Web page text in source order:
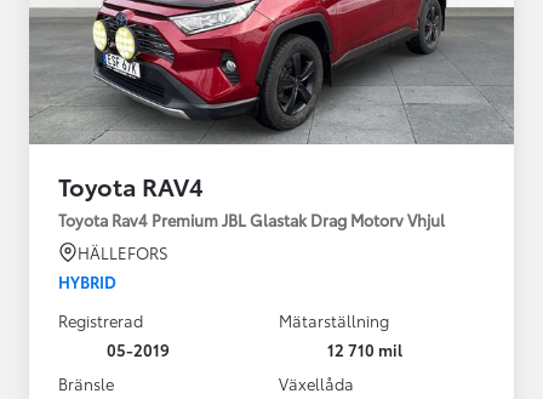
Toyota RAV4
Toyota Rav4 Premium JBL Glastak Drag Motorv Vhjul
HÄLLEFORS
HYBRID
Registrerad
05-2019
Mätarställning
12 710 mil
Bränsle
Växellåda